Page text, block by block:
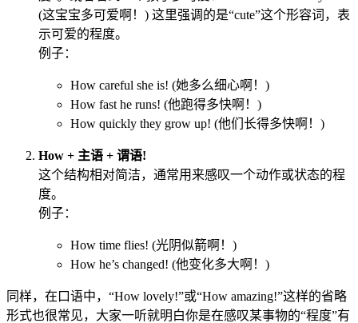
(这宝宝多可爱啊！) 这里强调的是“cute”这个形容词，表
示可爱的程度。
例子：
How careful she is! (她多么细心啊！)
How fast he runs! (他跑得多快啊！)
How quickly they grow up! (他们长得多快啊！)
How + 主语 + 谓语!
这个结构相对简洁，通常用来感叹一个动作或状态的程
度。
例子：
How time flies! (光阴似箭啊！)
How he’s changed! (他变化多大啊！)
同样，在口语中，“How lovely!”或“How amazing!”这样的省略
形式也很常见，大家一听就明白你是在感叹某事物的“程度”有